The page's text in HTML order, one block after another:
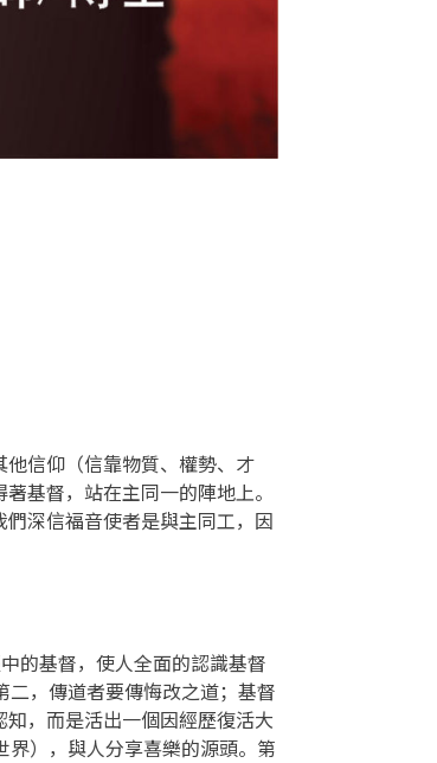
信仰（信靠物質、權勢、才
基督，站在主同一的陣地上。
深信福音使者是與主同工，因
的基督，使人全面的認識基督
二，傳道者要傳悔改之道；基督
，而是活出一個因經歷復活大
），與人分享喜樂的源頭。第